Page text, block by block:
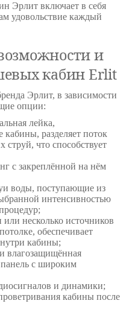
Эрлит включает в себя
удовольствие каждый
и
кабин Erlit
Эрлит, в зависимости
опции:
лейка,
кабины, разделяет поток
что способствует
с закреплённой на нём
воды, поступающие из
интенсивностью
несколько источников
обеспечивает
кабины;
влагозащищённая
с широким
и динамики;
кабины после